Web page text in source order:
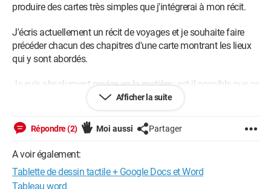
produire des cartes très simples que j'intégrerai à mon récit.
J'écris actuellement un récit de voyages et je souhaite faire
précéder chacun des chapitres d'une carte montrant les lieux
qui y sont abordés.
Je suis absolument novice en la matière ; est-il possible que ce
que je dessine apparaisse sur ma page Google Docs, logiciel
Merci beaucoup pour votre considération et votre aide !
Afficher la suite
Répondre (2) Moi aussi Partager
A voir également:
Tablette de dessin tactile + Google Docs et Word
Tableau word